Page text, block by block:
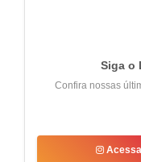
Siga o
Confira nossas